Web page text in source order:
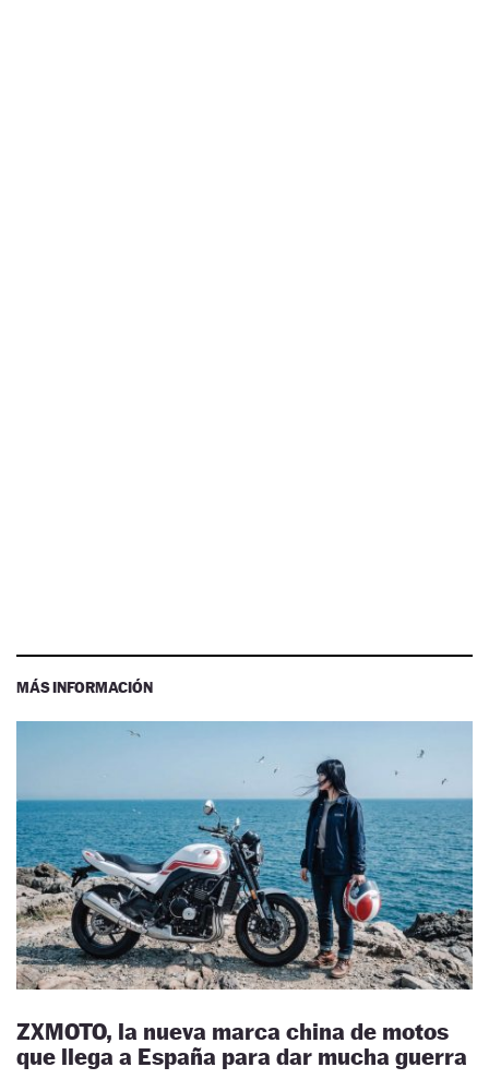
MÁS INFORMACIÓN
ZXMOTO, la nueva marca china de motos
que llega a España para dar mucha guerra